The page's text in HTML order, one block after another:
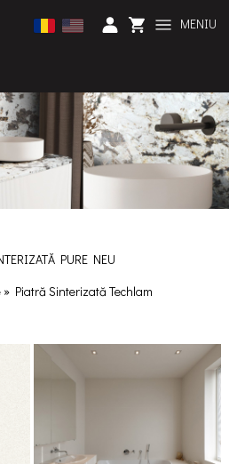
MENIU
PURE NEU
» Piatră Sinterizată Techlam